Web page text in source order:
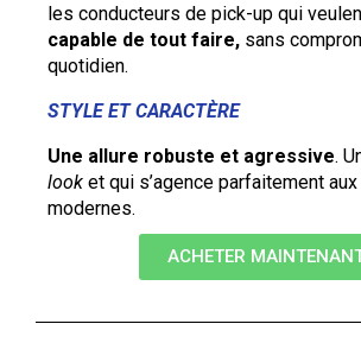
les conducteurs de pick-up qui
capable de tout faire, sans
quotidien.
STYLE ET CARACTÈRE
Une allure robuste et agressive.
look et qui s’agence parfaitement
modernes.
ACHETER